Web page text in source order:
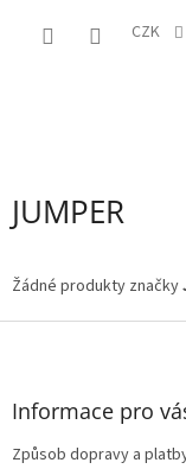
CZK
JUMPER
Žádné produkty značky
Z
Informace pro
Způsob dopravy a